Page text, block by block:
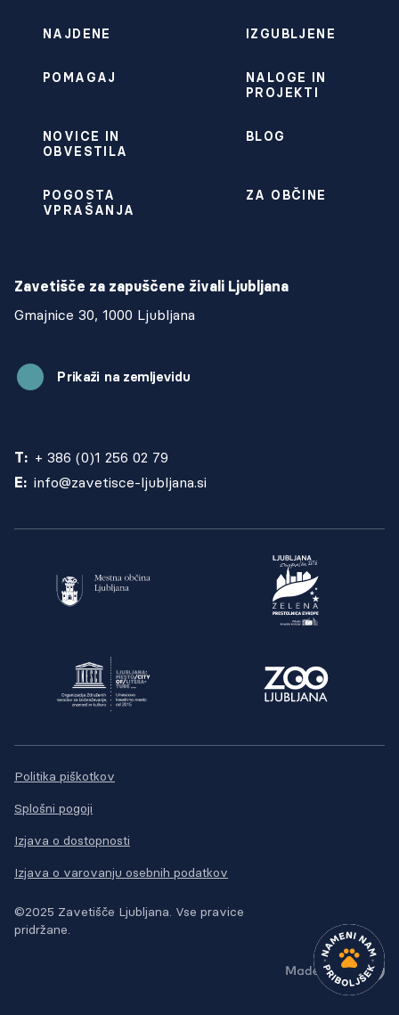
NAJDENE IZGUBLJENE
POMAGAJ
NALOGE IN
PROJEKTI
NOVICE IN
OBVESTILA
BLOG
POGOSTA
VPRAŠANJA
ZA OBČINE
Zavetišče za zapuščene živali Ljubljana
Gmajnice 30, 1000 Ljubljana
Prikaži na zemljevidu
T: + 386 (0)1 256 02 79
E: info@zavetisce-ljubljana.si
Politika piškotkov
Splošni pogoji
Izjava o dostopnosti
Izjava o varovanju osebnih podatkov
©2025 Zavetišče Ljubljana. Vse pravice
pridržane.